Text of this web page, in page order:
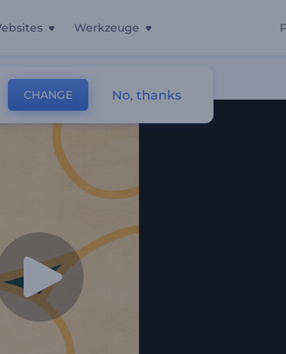
Werkzeuge
CHANGE No, thanks